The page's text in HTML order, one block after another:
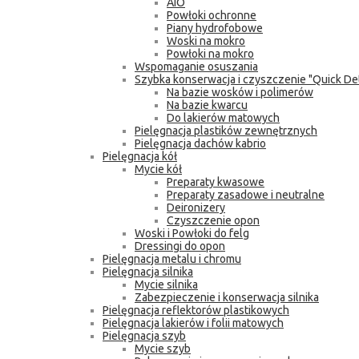
Powłoki ochronne
Piany hydrofobowe
Woski na mokro
Powłoki na mokro
Wspomaganie osuszania
Szybka konserwacja i czyszczenie "Quick
Na bazie wosków i polimerów
Na bazie kwarcu
Do lakierów matowych
Pielęgnacja plastików zewnętrznych
Pielęgnacja dachów kabrio
Pielęgnacja kół
Mycie kół
Preparaty kwasowe
Preparaty zasadowe i neutralne
Deironizery
Czyszczenie opon
Woski i Powłoki do felg
Dressingi do opon
Pielęgnacja metalu i chromu
Pielęgnacja silnika
Mycie silnika
Zabezpieczenie i konserwacja silnika
Pielęgnacja reflektorów plastikowych
Pielęgnacja lakierów i folii matowych
Pielęgnacja szyb
Mycie szyb